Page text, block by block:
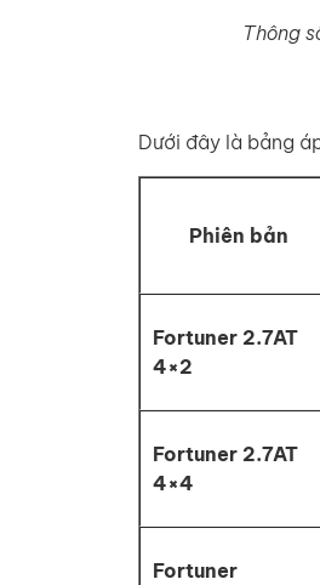
Thông
Dưới đây là bảng
Phiên bản
Fortuner 2.7AT
4×2
Fortuner 2.7AT
4×4
Fortuner